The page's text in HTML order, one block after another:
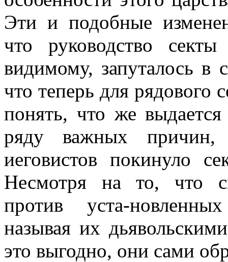
Эти и подобные
что руководство
видимому, запуталось в
что теперь для рядового
понять, что же
ряду важных
иеговистов покинуло
Несмотря на то, что
против уста-
называя их
это выгодно, они сами